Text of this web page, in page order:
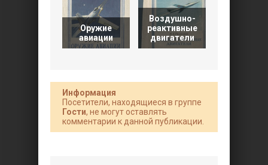
Оружие
авиации
Воздушно-
реактивные
двигатели
Информация
Посетители, находящиеся в группе
Гости, не могут оставлять
комментарии к данной публикации.